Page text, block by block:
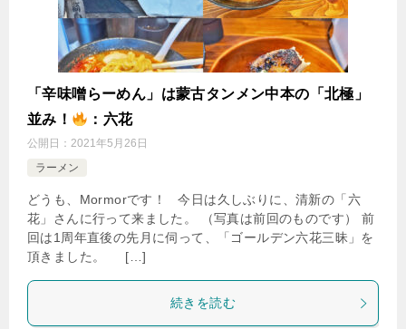
「辛味噌らーめん」は蒙古タンメン中本の「北極」
並み！
：六花
公開日： 2021年5月26日
ラーメン
どうも、Mormorです！ 今日は久しぶりに、清新の「六
花」さんに行って来ました。 （写真は前回のものです） 前
回は1周年直後の先月に伺って、「ゴールデン六花三昧」を
頂きました。 […]
続きを読む